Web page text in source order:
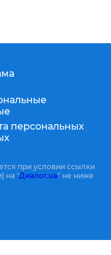
персональных
при условии ссылки
на "Диалог.ua" не ниже